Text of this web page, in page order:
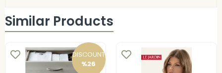
Similar Products
DISCOUNT
%26